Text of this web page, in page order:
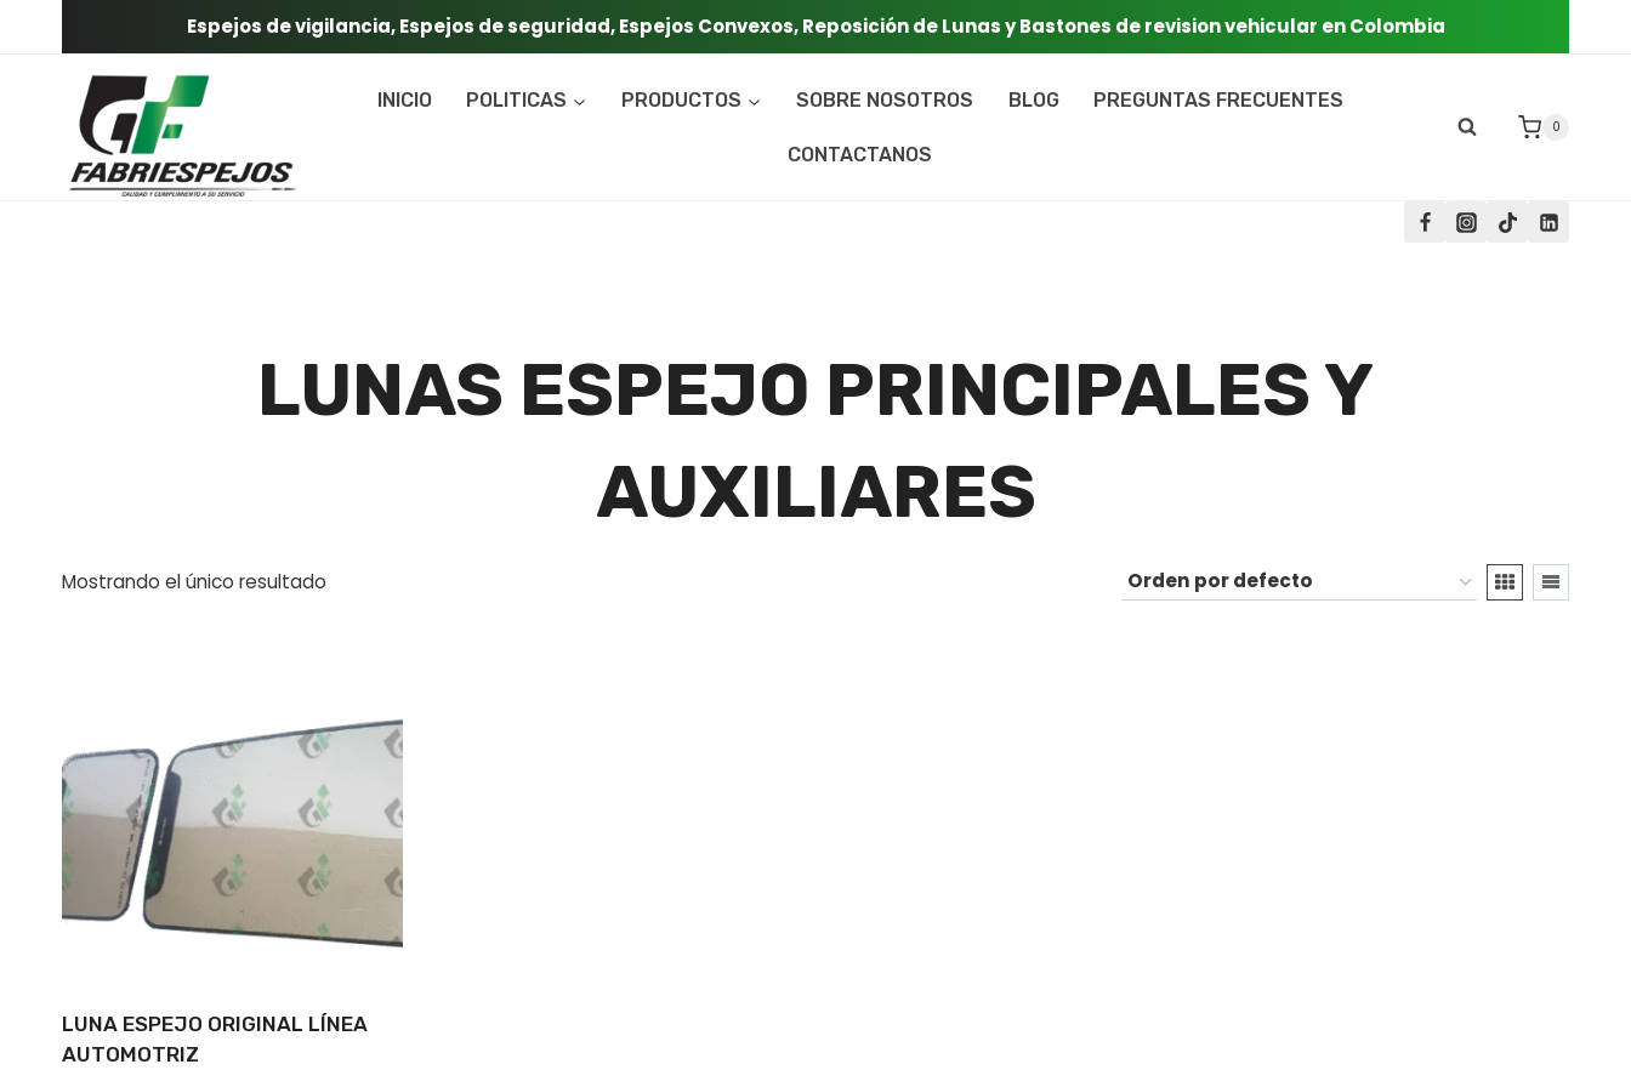
contenido
Espejos de vigilancia, Espejos de seguridad, Espejos Convexos, Reposición de Lunas y Bastones de revision vehicular en Colombia
INICIO POLITICAS PRODUCTOS SOBRE NOSOTROS BLOG PREGUNTAS FRECUENTES
CONTACTANOS
0
LUNAS ESPEJO PRINCIPALES Y
AUXILIARES
Mostrando el único resultado
LUNA ESPEJO ORIGINAL LÍNEA
AUTOMOTRIZ